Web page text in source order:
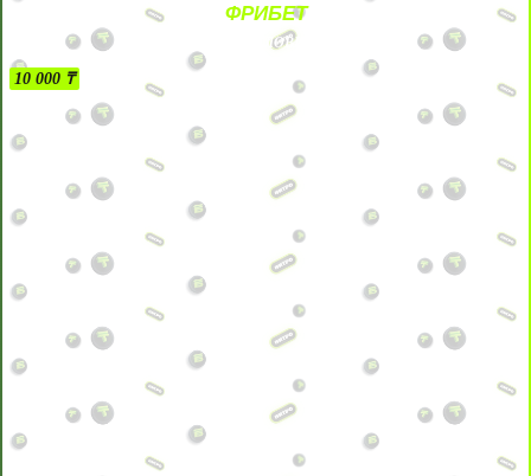
ФРИБЕТ
БЕЗ УСЛОВИЙ
10 000 ₸